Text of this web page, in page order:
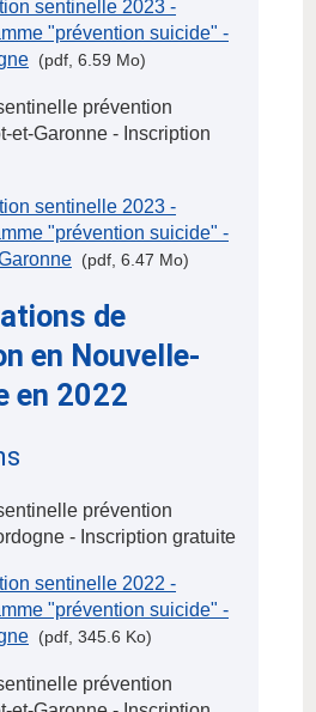
sentinelle 2023 -
"prévention suicide" -
(pdf, 6.59 Mo)
prévention
et-Garonne - Inscription
sentinelle 2023 -
"prévention suicide" -
(pdf, 6.47 Mo)
de
en Nouvelle-
en 2022
prévention
- Inscription gratuite
sentinelle 2022 -
"prévention suicide" -
(pdf, 345.6 Ko)
prévention